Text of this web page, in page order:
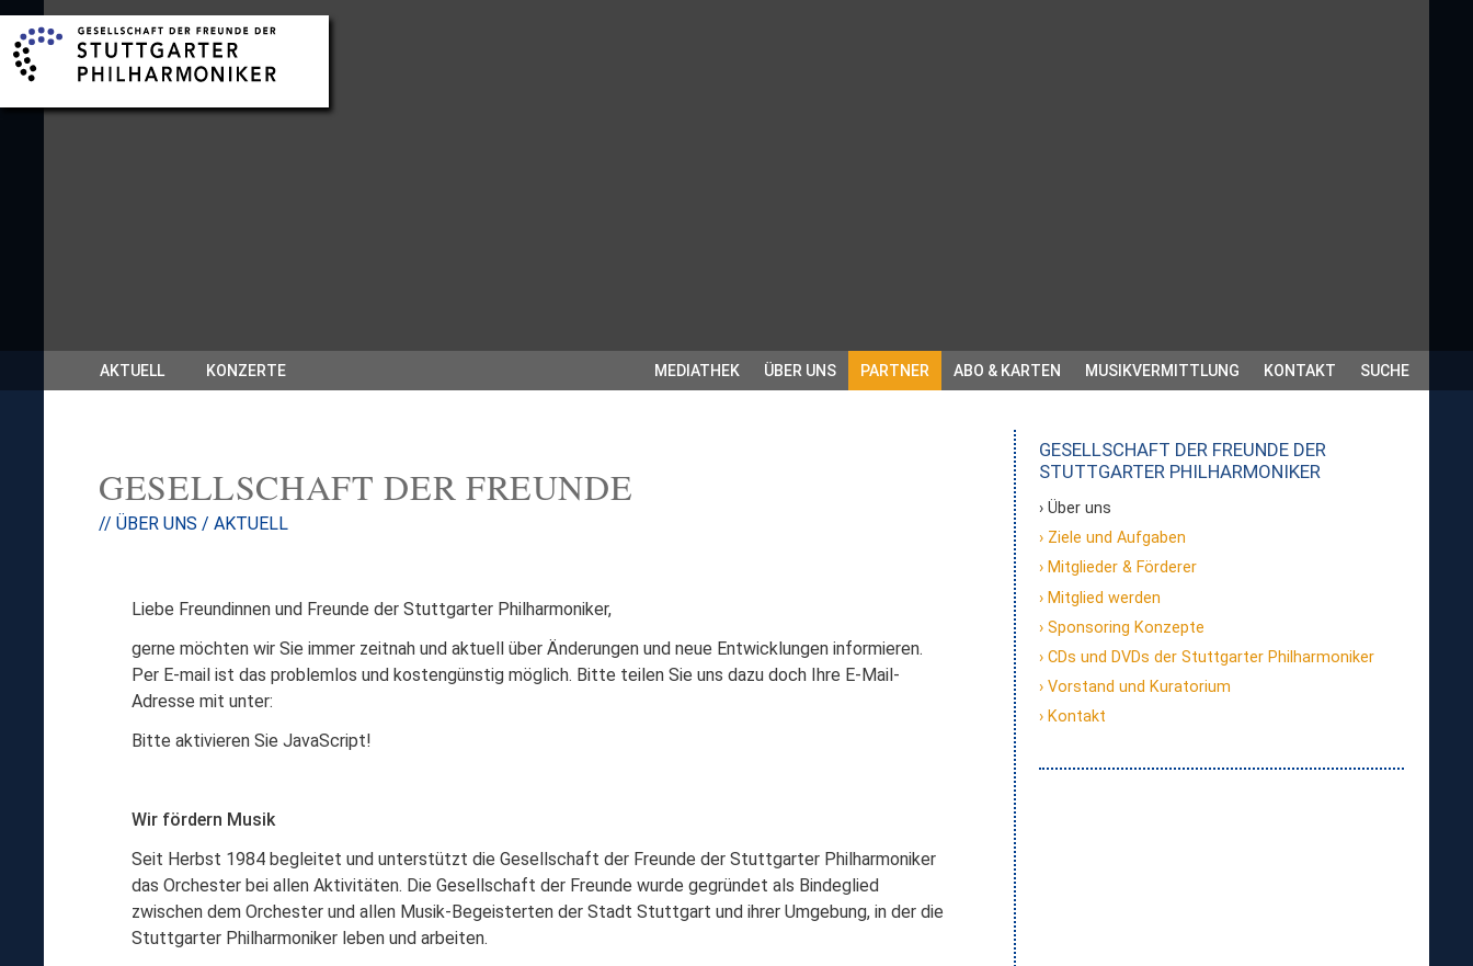
AKTUELL KONZERTE MEDIATHEK ÜBER UNS PARTNER ABO & KARTEN MUSIKVERMITTLUNG KONTAKT SUCHE
GESELL­SCHAFT DER FREUNDE
// ÜBER UNS / AKTUELL
Liebe Freundinnen und Freunde der Stuttgarter Philharmoniker,
gerne möchten wir Sie immer zeitnah und aktuell über Änderungen und neue Entwicklungen informieren.
Per E-mail ist das problemlos und kostengünstig möglich. Bitte teilen Sie uns dazu doch Ihre E-Mail-
Adresse mit unter:
Bitte aktivieren Sie JavaScript!
Wir fördern Musik
Seit Herbst 1984 begleitet und unterstützt die Gesellschaft der Freunde der Stuttgarter Philharmoniker
das Orchester bei allen Aktivitäten. Die Gesellschaft der Freunde wurde gegründet als Bindeglied
zwischen dem Orchester und allen Musik-Begeisterten der Stadt Stuttgart und ihrer Umgebung, in der die
Stuttgarter Philharmoniker leben und arbeiten.
GESELLSCHAFT DER FREUNDE DER
STUTTGARTER PHILHARMONIKER
Über uns
Ziele und Aufgaben
Mitglieder & Förderer
Mitglied werden
Sponsoring Konzepte
CDs und DVDs der Stuttgarter Philharmoniker
Vorstand und Kuratorium
Kontakt